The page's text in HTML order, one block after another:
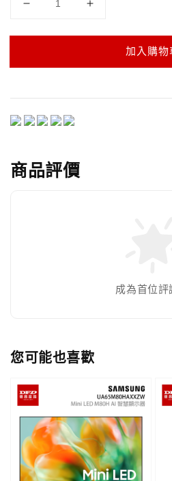
加入購物
商品評價
成為首位評
您可能也喜歡